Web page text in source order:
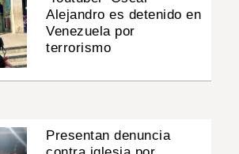
Alejandro es detenido en
Venezuela por
terrorismo
Presentan denuncia